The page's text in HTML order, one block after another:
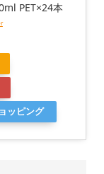
PET×24本
ッピング